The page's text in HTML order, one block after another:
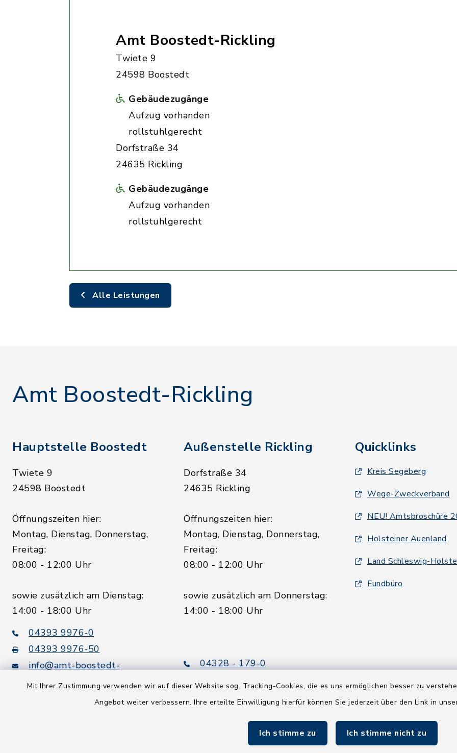
Mit Ihrer Zustimmung verwenden wir auf dieser Website sog. Tracking-Cookies, die es uns ermöglichen besser zu
Angebot weiter verbessern. Ihre erteilte Einwilligung hierfür können Sie jederzeit über den Link in
Ich stimme zu Ich stimme nicht zu
Amt Boostedt-Rickling
Twiete 9
24598 Boostedt
Gebäudezugänge
Aufzug vorhanden
rollstuhlgerecht
Dorfstraße 34
24635 Rickling
Gebäudezugänge
Aufzug vorhanden
rollstuhlgerecht
Alle Leistungen
Amt Boostedt-Rickling
Hauptstelle Boostedt
Twiete 9
24598 Boostedt
Öffnungszeiten hier:
Montag, Dienstag, Donnerstag,
Freitag:
08:00 - 12:00 Uhr
sowie zusätzlich am Dienstag:
14:00 - 18:00 Uhr
04393 9976-0
04393 9976-50
info@amt-boostedt-
Außenstelle Rickling
Dorfstraße 34
24635 Rickling
Öffnungszeiten hier:
Montag, Dienstag, Donnerstag,
Freitag:
08:00 - 12:00 Uhr
sowie zusätzlich am Donnerstag:
14:00 - 18:00 Uhr
04328 - 179-0
rickling.de
Quicklinks
Kreis Segeberg
Wege-Zweckverband
NEU! Amtsbroschüre
Holsteiner Auenland
Land Schleswig-
Fundbüro